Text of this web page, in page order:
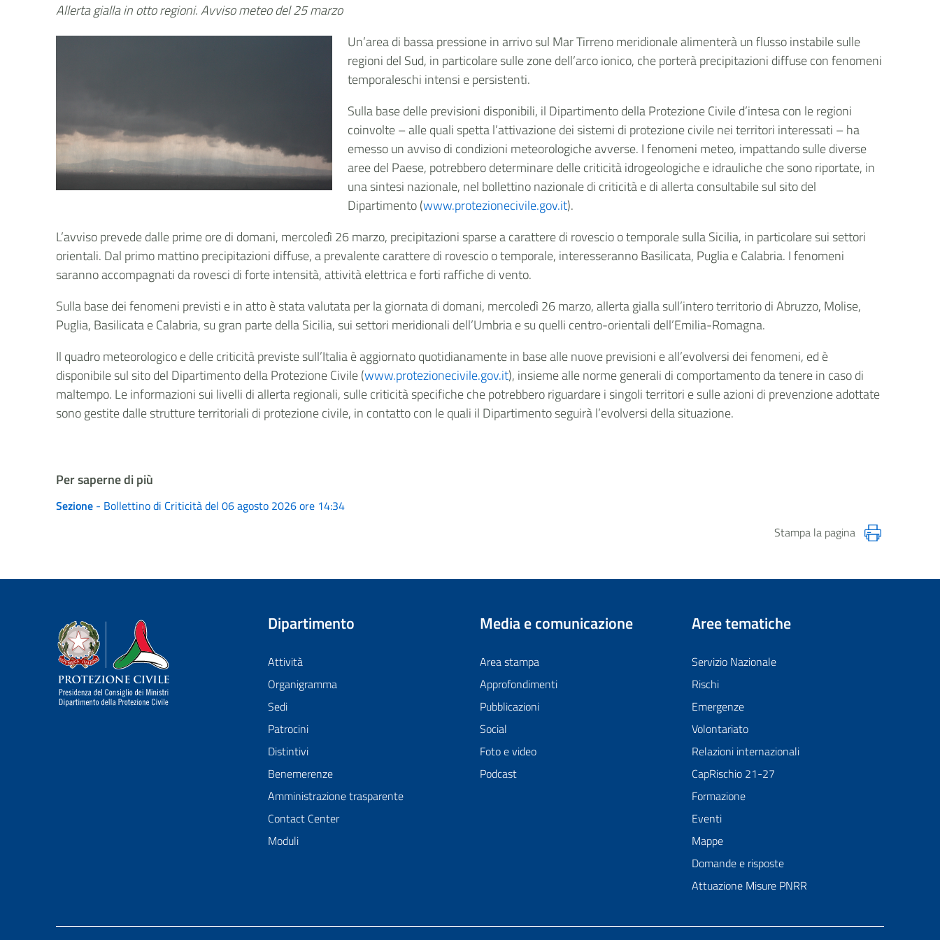
Allerta gialla in otto regioni. Avviso meteo del 25 marzo
Un’area di bassa pressione in arrivo sul Mar Tirreno meridionale alimenterà un flusso instabile sulle
regioni del Sud, in particolare sulle zone dell’arco ionico, che porterà precipitazioni diffuse con fenomeni
temporaleschi intensi e persistenti.
Sulla base delle previsioni disponibili, il Dipartimento della Protezione Civile d’intesa con le regioni
coinvolte – alle quali spetta l’attivazione dei sistemi di protezione civile nei territori interessati – ha
emesso un avviso di condizioni meteorologiche avverse. I fenomeni meteo, impattando sulle diverse
aree del Paese, potrebbero determinare delle criticità idrogeologiche e idrauliche che sono riportate, in
una sintesi nazionale, nel bollettino nazionale di criticità e di allerta consultabile sul sito del
Dipartimento (www.protezionecivile.gov.it).
L’avviso prevede dalle prime ore di domani, mercoledì 26 marzo, precipitazioni sparse a carattere di rovescio o temporale sulla Sicilia, in particolare sui settori
orientali. Dal primo mattino precipitazioni diffuse, a prevalente carattere di rovescio o temporale, interesseranno Basilicata, Puglia e Calabria. I fenomeni
saranno accompagnati da rovesci di forte intensità, attività elettrica e forti raffiche di vento.
Sulla base dei fenomeni previsti e in atto è stata valutata per la giornata di domani, mercoledì 26 marzo, allerta gialla sull’intero territorio di Abruzzo, Molise,
Puglia, Basilicata e Calabria, su gran parte della Sicilia, sui settori meridionali dell’Umbria e su quelli centro-orientali dell’Emilia-Romagna.
Il quadro meteorologico e delle criticità previste sull’Italia è aggiornato quotidianamente in base alle nuove previsioni e all’evolversi dei fenomeni, ed è
disponibile sul sito del Dipartimento della Protezione Civile (www.protezionecivile.gov.it), insieme alle norme generali di comportamento da tenere in caso di
maltempo. Le informazioni sui livelli di allerta regionali, sulle criticità specifiche che potrebbero riguardare i singoli territori e sulle azioni di prevenzione adottate
sono gestite dalle strutture territoriali di protezione civile, in contatto con le quali il Dipartimento seguirà l’evolversi della situazione.
Per saperne di più
Sezione - Bollettino di Criticità del 06 agosto 2026 ore 14:34
Stampa la pagina
Dipartimento della Protezione Civile
Dipartimento
Attività
Organigramma
Sedi
Patrocini
Distintivi
Benemerenze
Amministrazione trasparente
Contact Center
Moduli
Media e comunicazione
Area stampa
Approfondimenti
Pubblicazioni
Social
Foto e video
Podcast
Aree tematiche
Servizio Nazionale
Rischi
Emergenze
Volontariato
Relazioni internazionali
CapRischio 21-27
Formazione
Eventi
Mappe
Domande e risposte
Attuazione Misure PNRR